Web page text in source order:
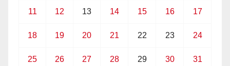
11 12 13 14 15 16 17
18 19 20 21 22 23 24
25 26 27 28 29 30 31